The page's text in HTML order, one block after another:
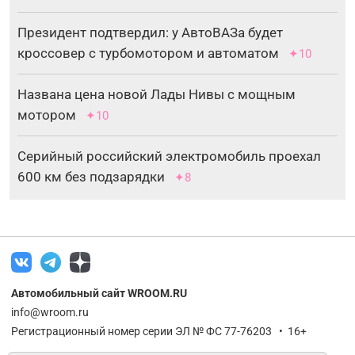
Президент подтвердил: у АвтоВАЗа будет
кроссовер с турбомотором и автоматом
✦10
Названа цена новой Лады Нивы с мощным
мотором
✦10
Серийный российский электромобиль проехал
600 км без подзарядки
✦8
Автомобильный сайт WROOM.RU
info@wroom.ru
Регистрационный номер серии ЭЛ № ФС 77-76203 • 16+